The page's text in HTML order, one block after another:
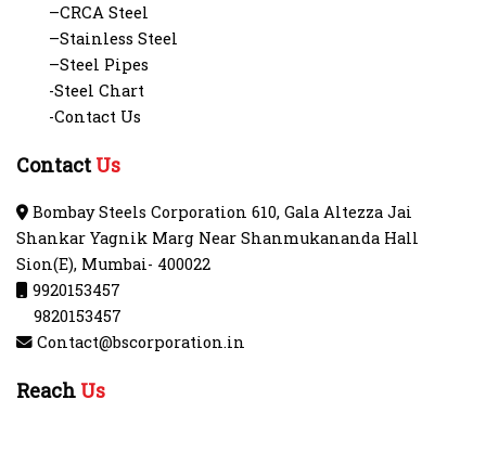
–CRCA Steel
–Stainless Steel
–Steel Pipes
-Steel Chart
-Contact Us
Contact Us
Bombay Steels Corporation 610, Gala Altezza Jai
Shankar Yagnik Marg Near Shanmukananda Hall
Sion(E), Mumbai- 400022
9920153457
9820153457
Contact@bscorporation.in
Reach Us